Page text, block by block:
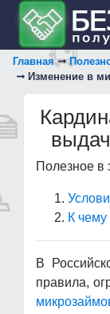
Главная
Изменение в
Полезное в
К
В
правила,